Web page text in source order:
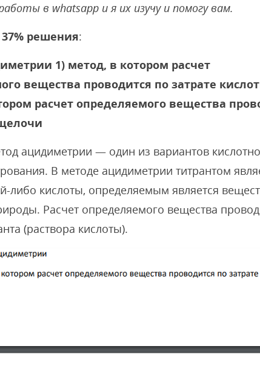
в whatsapp и я их изучу и помогу вам.
решения:
1) метод, в котором расчет
вещества проводится по затрате
расчет определяемого вещества
ацидиметрии — один из вариантов
В методе ацидиметрии титрантом
либо кислоты, определяемым является
Расчет определяемого вещества
(раствора кислоты).